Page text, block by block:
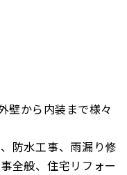
壁から内装まで様々
防水工事、雨漏り修
全般、住宅リフォー